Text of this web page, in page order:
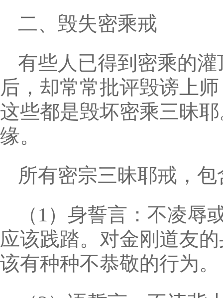
二、毁失密乘戒
有些人已得到密乘的
后，却常常批评毁谤上
这些都是毁坏密乘三昧
缘。
所有密宗三昧耶戒，
（1）身誓言：不凌
应该践踏。对金刚道友
该有种种不恭敬的行为。